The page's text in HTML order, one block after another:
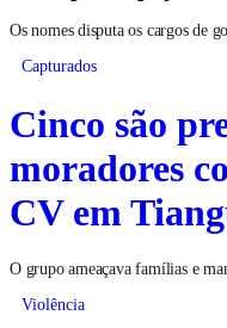
Os nomes disputa os cargos de
Capturados
Cinco são
moradores
CV em
O grupo ameaçava famílias e
Violência